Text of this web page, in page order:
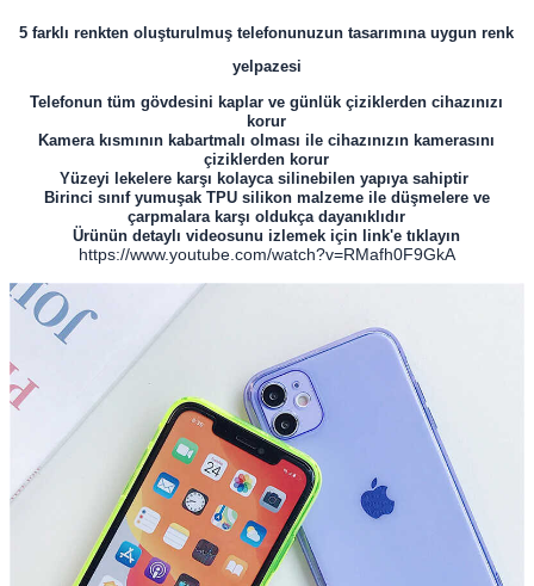
5 farklı renkten oluşturulmuş telefonunuzun tasarımına uygun renk
yelpazesi
Telefonun tüm gövdesini kaplar ve günlük çiziklerden cihazınızı
korur
Kamera kısmının kabartmalı olması ile cihazınızın kamerasını
çiziklerden korur
Yüzeyi lekelere karşı kolayca silinebilen yapıya sahiptir
Birinci sınıf yumuşak TPU silikon malzeme ile düşmelere ve
çarpmalara karşı oldukça dayanıklıdır
Ürünün detaylı videosunu izlemek için link'e tıklayın
https://www.youtube.com/watch?v=RMafh0F9GkA